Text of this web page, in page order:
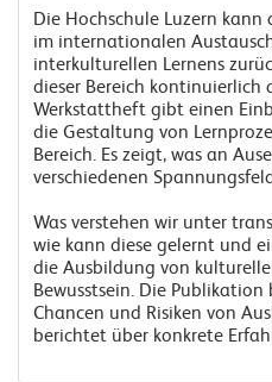
Die Hochschule Luzern
im internationalen
interkulturellen Lernens
dieser Bereich kontinuierlich
Werkstattheft gibt einen
die Gestaltung von
Bereich. Es zeigt, was an
verschiedenen
Was verstehen wir unter
wie kann diese gelernt und
die Ausbildung von
Bewusstsein. Die Publikation
Chancen und Risiken von
berichtet über konkrete